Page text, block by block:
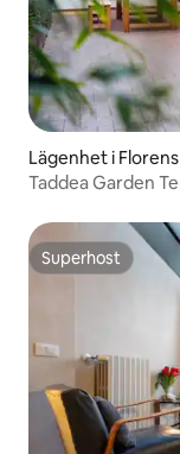
Lägenhet i Florens
Taddea Garden
Superhost
Superhost